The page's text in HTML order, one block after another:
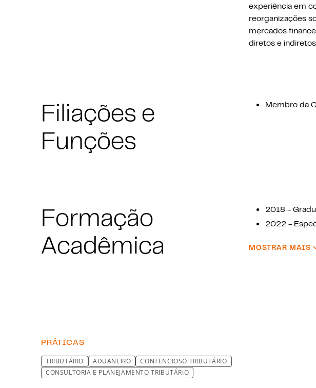
experiência em
reorganizações
mercados
diretos e
Filiações e
Funções
Membro da
Formação
Acadêmica
2018 -
2022 -
MOSTRAR MAIS
PRÁTICAS
TRIBUTÁRIO ADUANEIRO
CONTENCIOSO TRIBUTÁRIO
CONSULTORIA E PLANEJAMENTO TRIBUTÁRIO